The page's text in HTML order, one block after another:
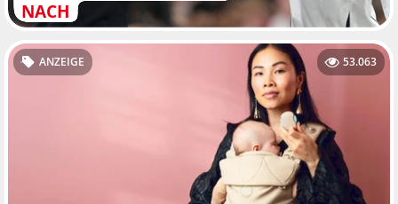
NACH
ANZEIGE 53.063